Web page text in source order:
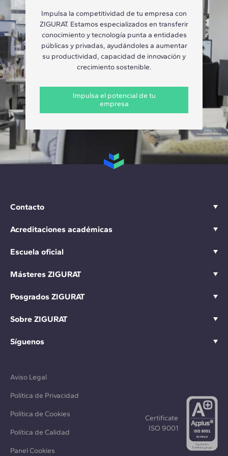
Impulsa la competitividad de tu empresa con
ZIGURAT. Estamos especializados en transferir
conocimiento y tecnología punta a entidades
públicas y privadas, ayudándoles a aumentar
su productividad, capacidad de innovación y
crecimiento sostenible.
Impulsa el potencial de tu
empresa
Contacto
Acreditaciones académicas
Escuela oficial
Másteres ZIGURAT
Posgrados ZIGURAT
Sobre ZIGURAT
Síguenos
Aviso Legal
Política de Privacidad
Política de Cookies
Política de Calidad
Panel Cookies
Certificate
ISO 9001